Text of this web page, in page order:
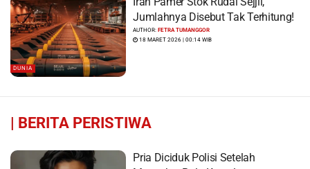
DUNIA
Jumlahnya Disebut Tak Terhitung!
AUTHOR:FETRA TUMANGGOR
18 MARET 2026 | 00:14 WIB
| BERITA PERISTIWA
Pria Diciduk Polisi Setelah